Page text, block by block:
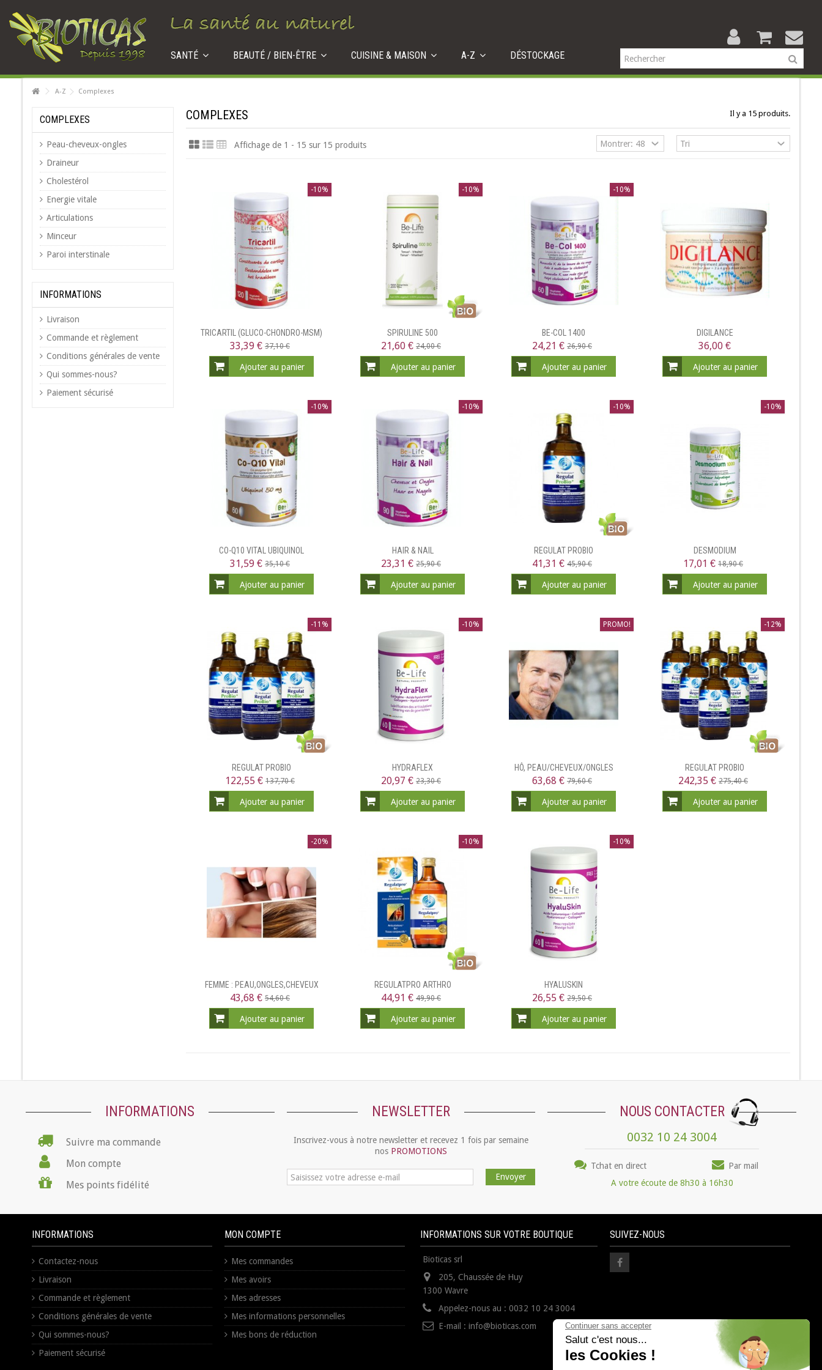
SANTÉ BEAUTÉ / BIEN-ÊTRE CUISINE & MAISON A-Z DÉSTOCKAGE
A-Z Complexes
COMPLEXES
Peau-cheveux-ongles
Draineur
Cholestérol
Energie vitale
Articulations
Minceur
Paroi interstinale
INFORMATIONS
Livraison
Commande et règlement
Conditions générales de vente
Qui sommes-nous?
Paiement sécurisé
COMPLEXES Il y a 15 produits.
Affichage de 1 - 15 sur 15 produits
-10%
TRICARTIL (GLUCO-CHONDRO-MSM)
33,39 € 37,10 €
Ajouter au panier
-10%
SPIRULINE 500
21,60 € 24,00 €
Ajouter au panier
-10%
BE-COL 1400
24,21 € 26,90 €
Ajouter au panier
DIGILANCE
36,00 €
Ajouter au panier
-10%
CO-Q10 VITAL UBIQUINOL
31,59 € 35,10 €
Ajouter au panier
-10%
HAIR & NAIL
23,31 € 25,90 €
Ajouter au panier
-10%
REGULAT PROBIO
41,31 € 45,90 €
Ajouter au panier
-10%
DESMODIUM
17,01 € 18,90 €
Ajouter au panier
-11%
REGULAT PROBIO
122,55 € 137,70 €
Ajouter au panier
-10%
HYDRAFLEX
20,97 € 23,30 €
Ajouter au panier
PROMO!
HÔ, PEAU/CHEVEUX/ONGLES
63,68 € 79,60 €
Ajouter au panier
-12%
REGULAT PROBIO
242,35 € 275,40 €
Ajouter au panier
-20%
FEMME : PEAU,ONGLES,CHEVEUX
43,68 € 54,60 €
Ajouter au panier
-10%
REGULATPRO ARTHRO
44,91 € 49,90 €
Ajouter au panier
-10%
HYALUSKIN
26,55 € 29,50 €
Ajouter au panier
INFORMATIONS
Suivre ma commande
Mon compte
Mes points fidélité
NEWSLETTER
Inscrivez-vous à notre newsletter et recevez 1 fois par semaine
nos PROMOTIONS
Envoyer
NOUS CONTACTER
0032 10 24 3004
Tchat en direct
Par mail
A votre écoute de 8h30 à 16h30
INFORMATIONS
Contactez-nous
Livraison
Commande et règlement
Conditions générales de vente
Qui sommes-nous?
Paiement sécurisé
MON COMPTE
Mes commandes
Mes avoirs
Mes adresses
Mes informations personnelles
Mes bons de réduction
INFORMATIONS SUR VOTRE BOUTIQUE
Bioticas srl
205, Chaussée de Huy
1300 Wavre
Appelez-nous au : 0032 10 24 3004
E-mail : info@bioticas.com
SUIVEZ-NOUS